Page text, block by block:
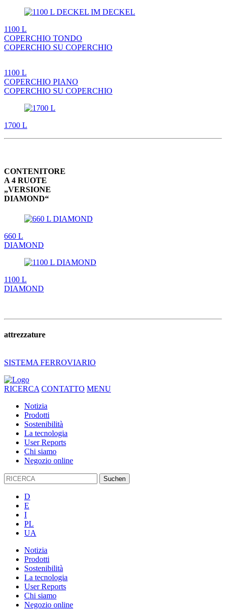
1100 L
COPERCHIO TONDO
COPERCHIO SU COPERCHIO
1100 L
COPERCHIO PIANO
COPERCHIO SU COPERCHIO
1700 L
CONTENITORE
A 4 RUOTE
„VERSIONE
DIAMOND“
660 L
DIAMOND
1100 L
DIAMOND
attrezzature
SISTEMA FERROVIARIO
RICERCA CONTATTO MENU
Notizia
Prodotti
Sostenibilità
La tecnologia
User Reports
Chi siamo
Negozio online
D
E
I
PL
UA
Notizia
Prodotti
Sostenibilità
La tecnologia
User Reports
Chi siamo
Negozio online